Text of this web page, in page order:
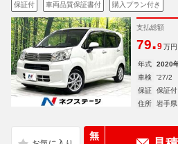
保証付 車両品質保証書付 購入プラン付き
支払総額
79.9 万円
年式 2020
車検
'27/2
保証
保証付
住所
岩手
無